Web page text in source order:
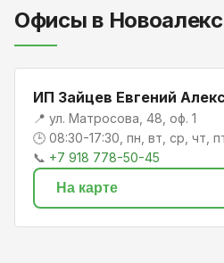
Офисы в
ИП Зайцев Евгений
📍 ул. Матросова, 48, оф. 1
🕒 08:30-17:30, пн, вт, ср, чт,
📞 +7 918 778-50-45
На карте